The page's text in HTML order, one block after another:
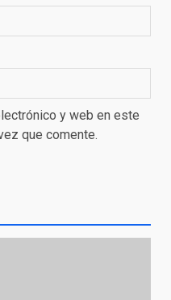
y web en este
que comente.